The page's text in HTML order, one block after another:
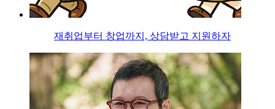
재취업부터 창업까지, 상담받고 지원하자